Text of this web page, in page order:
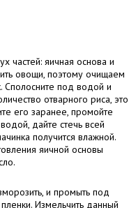
частей: яичная основа и
овощи, поэтому очищаем
Сполосните под водой и
отварного риса, это
его заранее, промойте
дайте стечь всей
получится влажной.
яичной основы
и промыть под
Измельчить данный